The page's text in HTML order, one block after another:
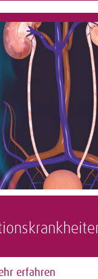
erfahren